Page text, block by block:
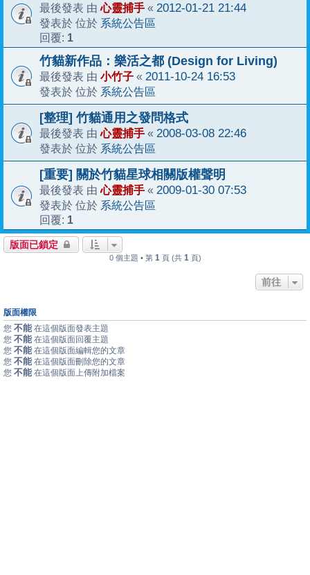
最後發表 由心靈捕手 « 2012-01-21 21:44
發表於 位於 系統公告區
回覆: 1
竹貓新作品：樂活之都 (Design for Living)
最後發表 由 小竹子 « 2011-10-24 16:53
發表於 位於 系統公告區
[整理] 竹貓通用之發問格式
最後發表 由心靈捕手 « 2008-03-08 22:46
發表於 位於 系統公告區
[重要] 關於竹貓星球相關版權聲明
最後發表 由心靈捕手 « 2009-01-30 07:53
發表於 位於 系統公告區
回覆: 1
版面已鎖定
0 個主題 • 第 1 頁 (共 1 頁)
前往
版面權限
您 不能 在這個版面發表主題
您 不能 在這個版面回覆主題
您 不能 在這個版面編輯您的文章
您 不能 在這個版面刪除您的文章
您 不能 在這個版面上傳附加檔案